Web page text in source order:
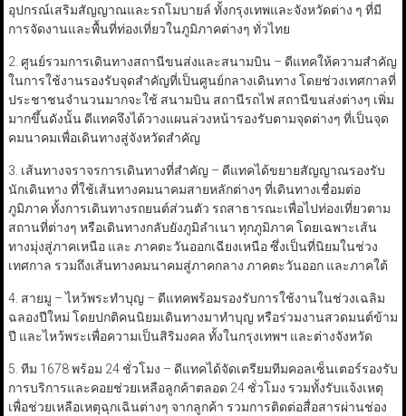
อุปกรณ์เสริมสัญญาณและรถโมบายล์ ทั้งกรุงเทพและจังหวัดต่าง ๆ ที่มี
การจัดงานและพื้นที่ท่องเที่ยวในภูมิภาคต่างๆ ทั่วไทย
2. ศูนย์รวมการเดินทางสถานีขนส่งและสนามบิน – ดีแทคให้ความสำคัญ
ในการใช้งานรองรับจุดสำคัญที่เป็นศูนย์กลางเดินทาง โดยช่วงเทศกาลที่
ประชาชนจำนวนมากจะใช้ สนามบิน สถานีรถไฟ สถานีขนส่งต่างๆ เพิ่ม
มากขึ้นดังนั้น ดีแทคจึงได้วางแผนล่วงหน้ารองรับตามจุดต่างๆ ที่เป็นจุด
คมนาคมเพื่อเดินทางสู่จังหวัดสำคัญ
3. เส้นทางจราจรการเดินทางที่สำคัญ – ดีแทคได้ขยายสัญญาณรองรับ
นักเดินทาง ที่ใช้เส้นทางคมนาคมสายหลักต่างๆ ที่เดินทางเชื่อมต่อ
ภูมิภาค ทั้งการเดินทางรถยนต์ส่วนตัว รถสาธารณะเพื่อไปท่องเที่ยวตาม
สถานที่ต่างๆ หรือเดินทางกลับยังภูมิลำเนา ทุกภูมิภาค โดยเฉพาะเส้น
ทางมุ่งสู่ภาคเหนือ และ ภาคตะวันออกเฉียงเหนือ ซึ่งเป็นที่นิยมในช่วง
เทศกาล รวมถึงเส้นทางคมนาคมสู่ภาคกลาง ภาคตะวันออก และภาคใต้
4. สายมู – ไหว้พระทำบุญ – ดีแทคพร้อมรองรับการใช้งานในช่วงเฉลิม
ฉลองปีใหม่ โดยปกติคนนิยมเดินทางมาทำบุญ หรือร่วมงานสวดมนต์ข้าม
ปี และไหว้พระเพื่อความเป็นสิริมงคล ทั้งในกรุงเทพฯ และต่างจังหวัด
5. ทีม 1678 พร้อม 24 ชั่วโมง – ดีแทคได้จัดเตรียมทีมคอลเซ็นเตอร์รองรับ
การบริการและคอยช่วยเหลือลูกค้าตลอด 24 ชั่วโมง รวมทั้งรับแจ้งเหตุ
เพื่อช่วยเหลือเหตุฉุกเฉินต่างๆ จากลูกค้า รวมการติดต่อสื่อสารผ่านช่อง